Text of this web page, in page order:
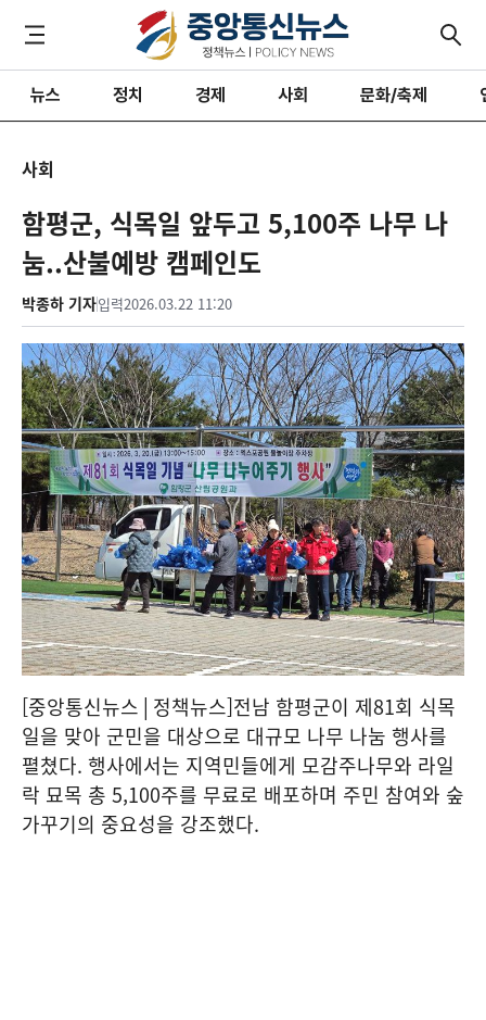
뉴스 정치 경제 사회 문화/축제
사회
함평군, 식목일 앞두고 5,100주 나무 나
눔..산불예방 캠페인도
박종하 기자입력2026.03.22 11:20
[중앙통신뉴스│정책뉴스]전남 함평군이 제81회 식목
일을 맞아 군민을 대상으로 대규모 나무 나눔 행사를
펼쳤다. 행사에서는 지역민들에게 모감주나무와 라일
락 묘목 총 5,100주를 무료로 배포하며 주민 참여와 숲
가꾸기의 중요성을 강조했다.